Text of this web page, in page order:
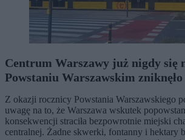
Centrum Warszawy już nigdy się
Powstaniu Warszawskim zniknęło
Z okazji rocznicy Powstania Warszawskiego
uwagę na to, że Warszawa wskutek
konsekwencji straciła bezpowrotnie miejski
centralnej. Żadne skwerki, fontanny i hektary